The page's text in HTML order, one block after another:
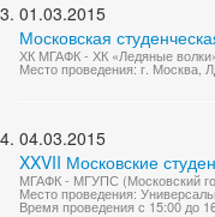
01.03.2015
Московская
ХК МГАФК - ХК «Ледяные
Место проведения: г. Москва,
04.03.2015
XXVII Московские
МГАФК - МГУПС (Московский
Место проведения:
Время проведения с 15:00 до